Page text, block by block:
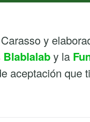
y
Blablalaby la
aceptación que